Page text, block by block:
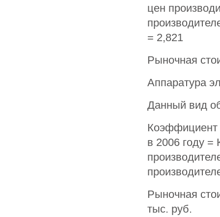
цен
= 2,821
Рыночная
Аппаратура
Данный вид
Коэффициент
в 2006 году
Рыночная
тыс. руб.